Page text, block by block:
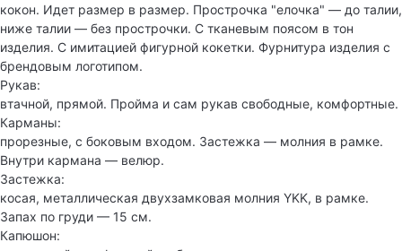
кокон. Идет размер в размер. Прострочка "елочка" — до талии,
ниже талии — без прострочки. С тканевым поясом в тон
изделия. С имитацией фигурной кокетки. Фурнитура изделия с
брендовым логотипом.
Рукав:
втачной, прямой. Пройма и сам рукав свободные, комфортные.
Карманы:
прорезные, с боковым входом. Застежка — молния в рамке.
Внутри кармана — велюр.
Застежка:
косая, металлическая двухзамковая молния YKK, в рамке.
Запах по груди — 15 см.
Капюшон: